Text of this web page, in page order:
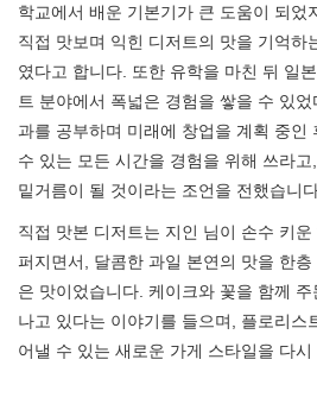
학교에서 배운 기본기가 큰 도움이 되었
직접 맛보며 익힌 디저트의 맛을 기억하
였다고 합니다. 또한 유학을 마친 뒤 일
트 분야에서 폭넓은 경험을 쌓을 수 있
과를 공부하며 미래에 창업을 계획 중인
수 있는 모든 시간을 경험을 위해 쓰라
밑거름이 될 것이라는 조언을 전했습니
직접 맛본 디저트는 지인 님이 손수 키
퍼지면서, 달콤한 과일 본연의 맛을 한
은 맛이었습니다. 케이크와 꽃을 함께
나고 있다는 이야기를 들으며, 플로리스
어낼 수 있는 새로운 가게 스타일을 다